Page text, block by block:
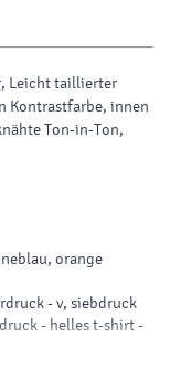
Leicht taillierter
Kontrastfarbe, innen
Ton-in-Ton,
orange
- v, siebdruck
- helles t-shirt -